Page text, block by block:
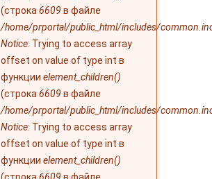
(строка 6609 в файле
/home/prportal/public_html/includes/
Notice: Trying to access array
offset on value of type int в
функции element_children()
(строка 6609 в файле
/home/prportal/public_html/includes/
Notice: Trying to access array
offset on value of type int в
функции element_children()